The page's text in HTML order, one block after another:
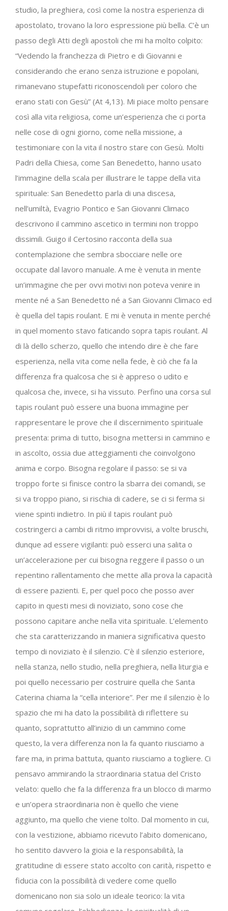
studio, la preghiera, così come la nostra esperienza di
apostolato, trovano la loro espressione più bella. C’è un
passo degli Atti degli apostoli che mi ha molto colpito:
“Vedendo la franchezza di Pietro e di Giovanni e
considerando che erano senza istruzione e popolani,
rimanevano stupefatti riconoscendoli per coloro che
erano stati con Gesù” (At 4,13). Mi piace molto pensare
così alla vita religiosa, come un’esperienza che ci porta
nelle cose di ogni giorno, come nella missione, a
testimoniare con la vita il nostro stare con Gesù. Molti
Padri della Chiesa, come San Benedetto, hanno usato
l’immagine della scala per illustrare le tappe della vita
spirituale: San Benedetto parla di una discesa,
nell’umiltà, Evagrio Pontico e San Giovanni Climaco
descrivono il cammino ascetico in termini non troppo
dissimili. Guigo il Certosino racconta della sua
contemplazione che sembra sbocciare nelle ore
occupate dal lavoro manuale. A me è venuta in mente
un’immagine che per ovvi motivi non poteva venire in
mente né a San Benedetto né a San Giovanni Climaco ed
è quella del tapis roulant. E mi è venuta in mente perché
in quel momento stavo faticando sopra tapis roulant. Al
di là dello scherzo, quello che intendo dire è che fare
esperienza, nella vita come nella fede, è ciò che fa la
differenza fra qualcosa che si è appreso o udito e
qualcosa che, invece, si ha vissuto. Perfino una corsa sul
tapis roulant può essere una buona immagine per
rappresentare le prove che il discernimento spirituale
presenta: prima di tutto, bisogna mettersi in cammino e
in ascolto, ossia due atteggiamenti che coinvolgono
anima e corpo. Bisogna regolare il passo: se si va
troppo forte si finisce contro la sbarra dei comandi, se
si va troppo piano, si rischia di cadere, se ci si ferma si
viene spinti indietro. In più il tapis roulant può
costringerci a cambi di ritmo improvvisi, a volte bruschi,
dunque ad essere vigilanti: può esserci una salita o
un’accelerazione per cui bisogna reggere il passo o un
repentino rallentamento che mette alla prova la capacità
di essere pazienti. E, per quel poco che posso aver
capito in questi mesi di noviziato, sono cose che
possono capitare anche nella vita spirituale. L’elemento
che sta caratterizzando in maniera significativa questo
tempo di noviziato è il silenzio. C’è il silenzio esteriore,
nella stanza, nello studio, nella preghiera, nella liturgia e
poi quello necessario per costruire quella che Santa
Caterina chiama la “cella interiore”. Per me il silenzio è lo
spazio che mi ha dato la possibilità di riflettere su
quanto, soprattutto all’inizio di un cammino come
questo, la vera differenza non la fa quanto riusciamo a
fare ma, in prima battuta, quanto riusciamo a togliere. Ci
pensavo ammirando la straordinaria statua del Cristo
velato: quello che fa la differenza fra un blocco di marmo
e un’opera straordinaria non è quello che viene
aggiunto, ma quello che viene tolto. Dal momento in cui,
con la vestizione, abbiamo ricevuto l’abito domenicano,
ho sentito davvero la gioia e la responsabilità, la
gratitudine di essere stato accolto con carità, rispetto e
fiducia con la possibilità di vedere come quello
domenicano non sia solo un ideale teorico: la vita